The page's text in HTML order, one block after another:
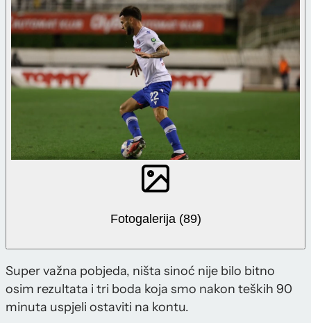
Fotogalerija (89)
Super važna pobjeda, ništa sinoć nije bilo bitno
osim rezultata i tri boda koja smo nakon teških 90
minuta uspjeli ostaviti na kontu.